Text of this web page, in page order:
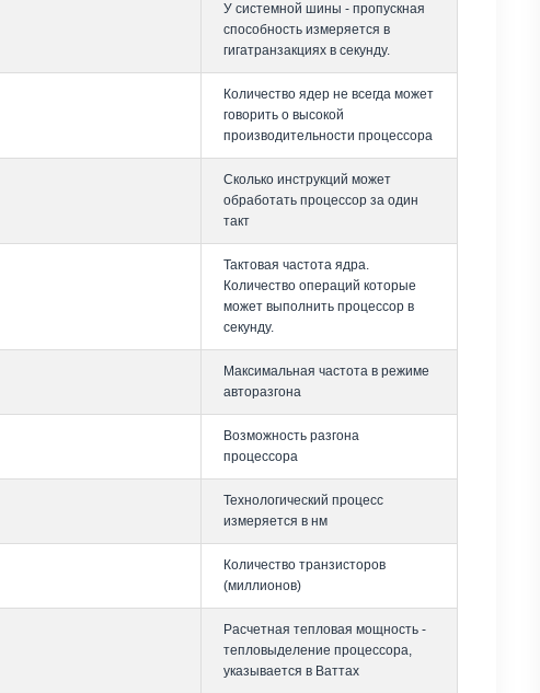
У системной шины - пропускная
способность измеряется в
гигатранзакциях в секунду.
Количество ядер не всегда может
говорить о высокой
производительности процессора
Сколько инструкций может
обработать процессор за один
такт
Тактовая частота ядра.
Количество операций которые
может выполнить процессор в
секунду.
Максимальная частота в режиме
авторазгона
Возможность разгона
процессора
Технологический процесс
измеряется в нм
Количество транзисторов
(миллионов)
Расчетная тепловая мощность -
тепловыделение процессора,
указывается в Ваттах